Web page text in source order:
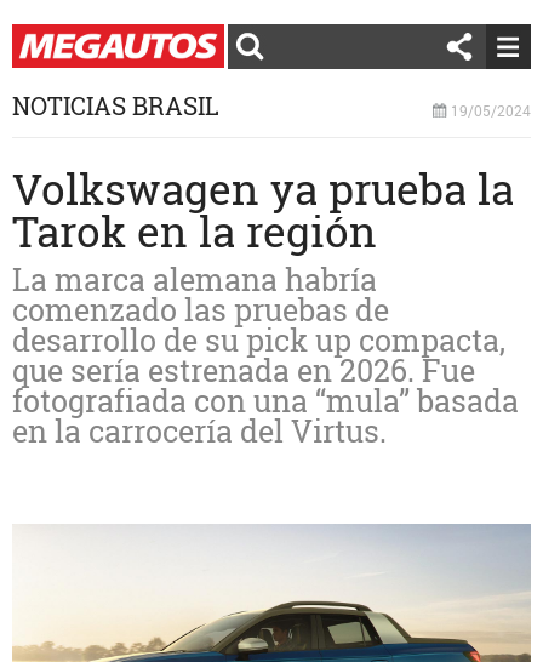
NOTICIAS BRASIL 19/05/2024
Volkswagen ya prueba la
Tarok en la región
La marca alemana habría
comenzado las pruebas de
desarrollo de su pick up compacta,
que sería estrenada en 2026. Fue
fotografiada con una “mula” basada
en la carrocería del Virtus.